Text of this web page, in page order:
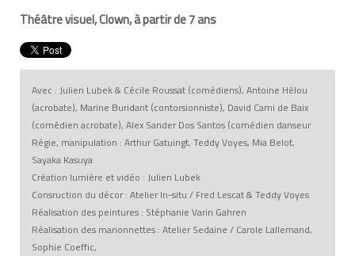
Théâtre visuel, Clown, à partir de 7 ans
Avec : Julien Lubek & Cécile Roussat (comédiens), Antoine Hélou
(acrobate), Marine Buridant (contorsionniste), David Cami de Baix
(comédien acrobate), Alex Sander Dos Santos (comédien danseur
Régie, manipulation : Arthur Gatuingt, Teddy Voyes, Mia Belot,
Sayaka Kasuya
Création lumière et vidéo : Julien Lubek
Consruction du décor : Atelier In-situ / Fred Lescat & Teddy Voyes
Réalisation des peintures : Stéphanie Varin Gahren
Réalisation des marionnettes : Atelier Sedaine / Carole Lallemand,
Sophie Coeffic,